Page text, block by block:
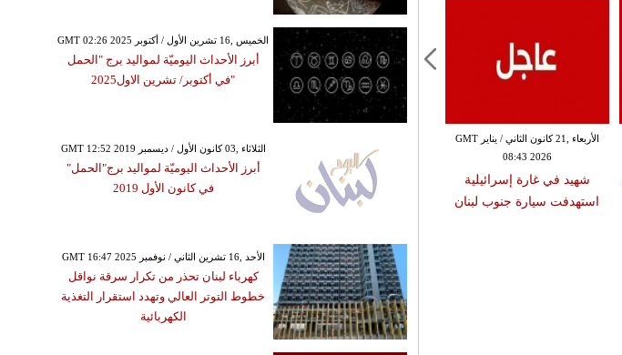
الأربعاء ,21 كانون الثاني / يناير GMT
08:43 2026
شهيد في غارة إسرائيلية
استهدفت سيارة جنوب لبنان
GMT 02:26 2025 الخميس ,16 تشرين الأول / أكتوبر
أبرز الأحداث اليوميّة لمواليد برج "الحمل
"في أكتوبر/ تشرين الاول2025
GMT 12:52 2019 الثلاثاء ,03 كانون الأول / ديسمبر
أبرز الأحداث اليوميّة لمواليد برج"الحمل"
في كانون الأول 2019
GMT 16:47 2025 الأحد ,16 تشرين الثاني / نوفمبر
كهرباء لبنان تحذر من تكرار سرقة نواقل
خطوط التوتر العالي وتهدد استقرار التغذية
الكهربائية